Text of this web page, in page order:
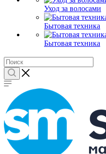
Уход за волосами
Бытовая техника
Бытовая техника